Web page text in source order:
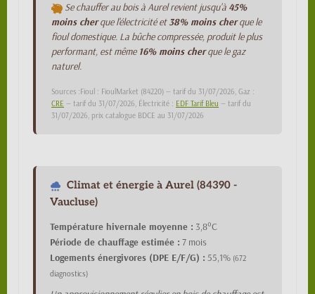
Se chauffer au bois à Aurel revient jusqu'à 45%
moins cherque l'électricité et38% moins cherque le
fioul domestique. La bûche compressée, produit le plus
performant, est même 16% moins cherque le gaz
naturel.
Sources :Fioul : FioulMarket (84220) — tarif du 31/07/2026, Gaz :
CRE — tarif du 31/07/2026, Électricité : EDF Tarif Bleu — tarif du
31/07/2026, prix catalogue BDCE au 31/07/2026
Climat et énergie à Aurel (84390 -
Vaucluse)
Température hivernale moyenne : 3,8°C
Période de chauffage estimée : 7 mois
Logements énergivores (DPE E/F/G) : 55,1% (672
diagnostics)